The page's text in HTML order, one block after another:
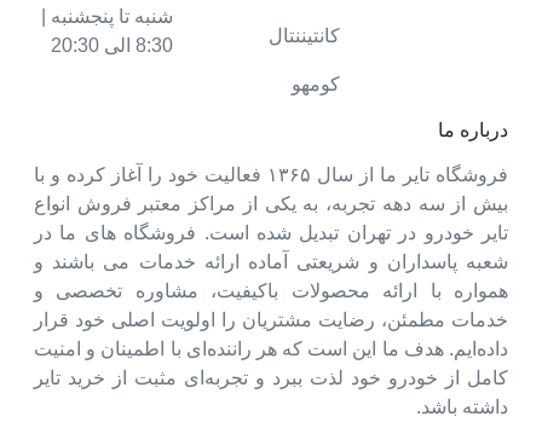
درباره ما
فروشگاه تایر ما از سال ۱۳۶۵ فعالیت خود را آغاز کرده و با
بیش از سه دهه تجربه، به یکی از مراکز معتبر فروش انواع
تایر خودرو در تهران تبدیل شده است. فروشگاه های ما در
شعبه پاسداران و شریعتی آماده ارائه خدمات می باشند و
همواره با ارائه محصولات باکیفیت، مشاوره تخصصی و
خدمات مطمئن، رضایت مشتریان را اولویت اصلی خود قرار
داده‌ایم. هدف ما این است که هر راننده‌ای با اطمینان و امنیت
کامل از خودرو خود لذت ببرد و تجربه‌ای مثبت از خرید تایر
داشته باشد.
کانتیننتال
کومهو
شنبه تا پنجشنبه |
8:30 الی 20:30